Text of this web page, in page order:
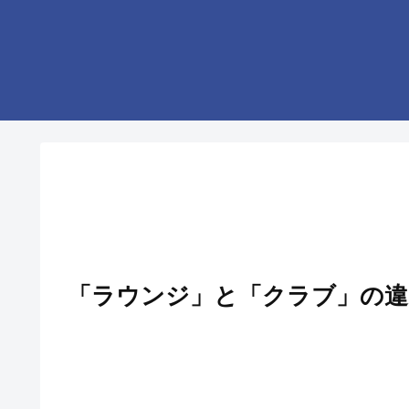
「ラウンジ」と「クラブ」の